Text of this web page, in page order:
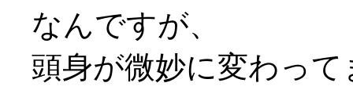
なんですが、
頭身が微妙に変わって